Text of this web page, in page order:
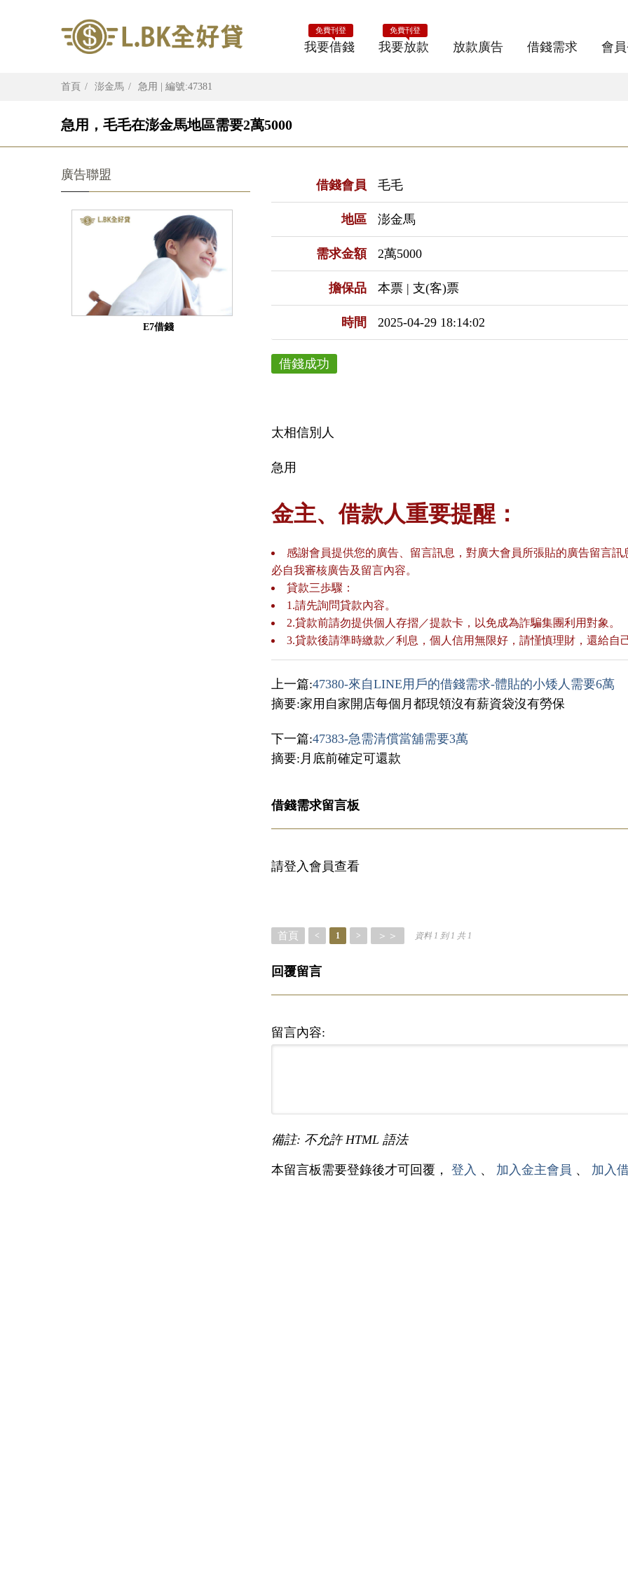
我要借錢
免費刊登
我要放款
免費刊登
放款廣告 借錢需求 會
首頁 澎金馬 急用 | 編號:47381
急用，毛毛在澎金馬地區需要2萬5000
借錢會員 毛毛
地區 澎金馬
需求金額 2萬5000
擔保品 本票 | 支(客)票
時間 2025-04-29 18:14:02
借錢成功
太相信別人
急用
金主、借款人重要提醒：
感謝會員提供您的廣告、留言訊息，對廣大會員所張貼的廣告留言
必自我審核廣告及留言內容。
貸款三歩驟：
1.請先詢問貸款內容。
2.貸款前請勿提供個人存摺／提款卡，以免成為詐騙集團利用對象。
3.貸款後請準時繳款／利息，個人信用無限好，請慬慎理財，還給自
上一篇:47380-來自LINE用戶的借錢需求-體貼的小矮人需要6萬
摘要:家用自家開店每個月都現領沒有薪資袋沒有勞保
下一篇:47383-急需清償當舖需要3萬
摘要:月底前確定可還款
借錢需求留言板
請登入會員查看
首頁 < 1 > ＞＞ 資料 1 到 1 共 1
回覆留言
留言內容:
備註: 不允許 HTML 語法
本留言板需要登錄後才可回覆， 登入 、 加入金主會員 、 加入
廣告聯盟
E7借錢